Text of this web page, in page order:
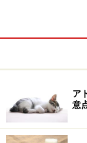
す。
名前の通り、1-
ので、風邪と異
かゆみなどが長
んね。
ア
意